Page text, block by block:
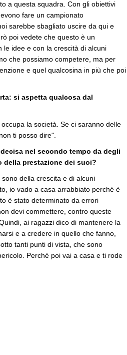
a questa squadra. Con gli obiettivi
fare un campionato
sarebbe sbagliato uscire da qui e
poi vedete che questo è un
le idee e con la crescità di alcuni
che possiamo competere, ma per
e quel qualcosina in più che poi
si aspetta qualcosa dal
la società. Se ci saranno delle
ti posso dire".
nel secondo tempo da degli
prestazione dei suoi?
della crescita e di alcuni
io vado a casa arrabbiato perché è
è stato determinato da errori
devi commettere, contro queste
ai ragazzi dico di mantenere la
e a credere in quello che fanno,
tanti punti di vista, che sono
Perché poi vai a casa e ti rode